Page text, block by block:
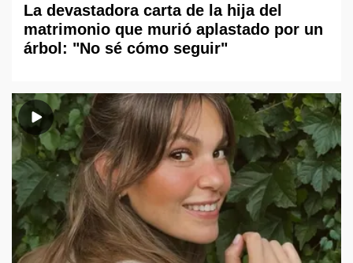
La devastadora carta de la hija del
matrimonio que murió aplastado por un
árbol: "No sé cómo seguir"